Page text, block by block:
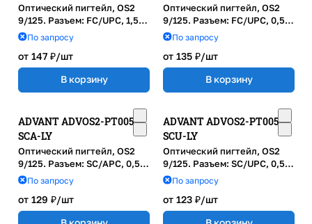
Оптический пигтейл, OS2
9/125. Разъем: FC/UPC, 1,5м,
LSZH, диаметр: 0.9м,
Желтый
По запросу
от 147 ₽/шт
В корзину
Оптический пигтейл, OS2
9/125. Разъем: FC/UPC, 0,5м,
LSZH, диаметр: 0.9м,
Желтый
По запросу
от 135 ₽/шт
В корзину
ADVANT ADVOS2-PT005-
SCA-LY
Оптический пигтейл, OS2
9/125. Разъем: SC/APC, 0,5м,
LSZH, диаметр: 0.9м,
Желтый
По запросу
от 129 ₽/шт
ADVANT ADVOS2-PT005-
SCU-LY
Оптический пигтейл, OS2
9/125. Разъем: SC/UPC, 0,5м,
LSZH, диаметр: 0.9м,
Желтый
По запросу
от 123 ₽/шт